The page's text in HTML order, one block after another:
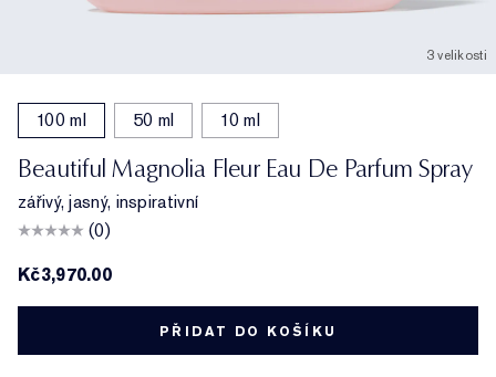
3 velikosti
100 ml 50 ml 10 ml
Beautiful Magnolia Fleur Eau De Parfum Spray
zářivý, jasný, inspirativní
(0)
Kč3,970.00
PŘIDAT DO KOŠÍKU